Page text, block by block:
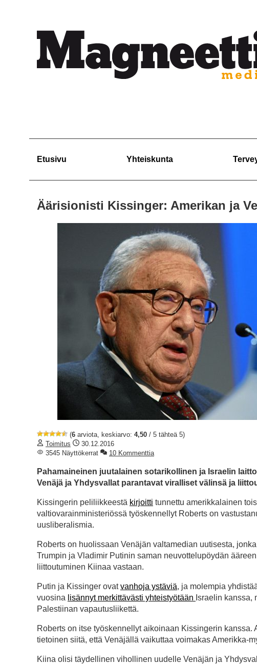
Etusivu Yhteiskunta
Äärisionisti Kissinger: Amerikan ja
(6 arviota, keskiarvo: 4,50 / 5 tähteä 5)
Toimitus
30.12.2016
3545 Näyttökerrat
10 Kommenttia
Pahamaineinen juutalainen sotarikollinen ja Israelin
Venäjä ja Yhdysvallat parantavat viralliset välinsä ja
Kissingerin peliliikkeestä kirjoitti tunnettu amerikkalainen
valtiovarainministeriössä työskennellyt Roberts on
uusliberalismia.
Roberts on huolissaan Venäjän valtamedian uutisesta,
Trumpin ja Vladimir Putinin saman neuvottelupöydän
liittoutuminen Kiinaa vastaan.
Putin ja Kissinger ovatvanhoja ystäviä, ja molempia
vuosina lisännyt merkittävästi yhteistyötään Israelin kanssa,
Palestiinan vapautusliikettä.
Roberts on itse työskennellyt aikoinaan Kissingerin
tietoinen siitä, että Venäjällä vaikuttaa voimakas Amerikka-
Kiina olisi täydellinen vihollinen uudelle Venäjän ja